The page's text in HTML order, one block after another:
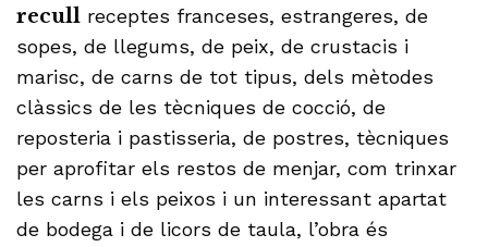
recull receptes franceses, estrangeres, de
sopes, de llegums, de peix, de crustacis i
marisc, de carns de tot tipus, dels mètodes
clàssics de les tècniques de cocció, de
reposteria i pastisseria, de postres, tècniques
per aprofitar els restos de menjar, com trinxar
les carns i els peixos i un interessant apartat
de bodega i de licors de taula, l’obra és